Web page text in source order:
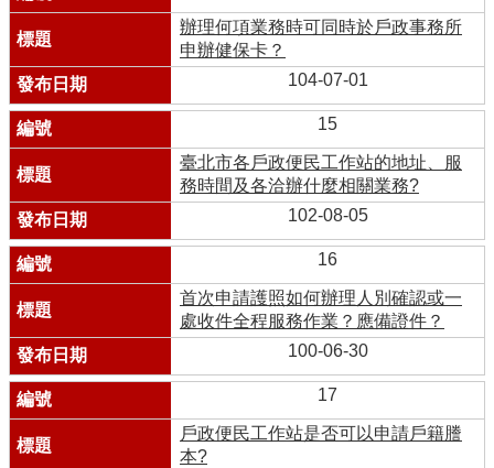
辦理何項業務時可同時於戶政事務所
申辦健保卡？
104-07-01
15
臺北市各戶政便民工作站的地址、服
務時間及各洽辦什麼相關業務?
102-08-05
16
首次申請護照如何辦理人別確認或一
處收件全程服務作業？應備證件？
100-06-30
17
戶政便民工作站是否可以申請戶籍謄
本?